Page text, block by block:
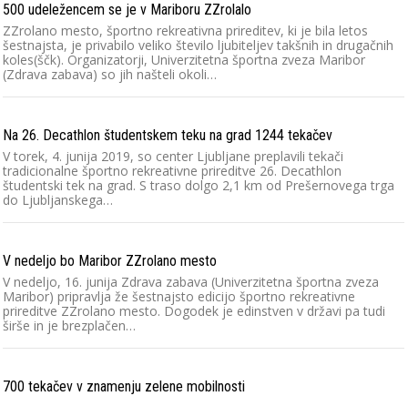
500 udeležencem se je v Mariboru ZZrolalo
ZZrolano mesto, športno rekreativna prireditev, ki je bila letos
šestnajsta, je privabilo veliko število ljubiteljev takšnih in drugačnih
koles(ščk). Organizatorji, Univerzitetna športna zveza Maribor
(Zdrava zabava) so jih našteli okoli…
Na 26. Decathlon študentskem teku na grad 1244 tekačev
V torek, 4. junija 2019, so center Ljubljane preplavili tekači
tradicionalne športno rekreativne prireditve 26. Decathlon
študentski tek na grad. S traso dolgo 2,1 km od Prešernovega trga
do Ljubljanskega…
V nedeljo bo Maribor ZZrolano mesto
V nedeljo, 16. junija Zdrava zabava (Univerzitetna športna zveza
Maribor) pripravlja že šestnajsto edicijo športno rekreativne
prireditve ZZrolano mesto. Dogodek je edinstven v državi pa tudi
širše in je brezplačen…
700 tekačev v znamenju zelene mobilnosti